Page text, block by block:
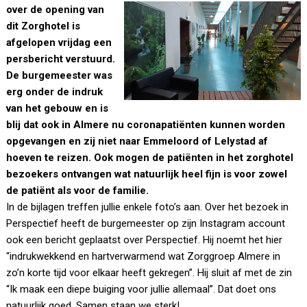
over de opening van
dit Zorghotel is
afgelopen vrijdag een
persbericht verstuurd.
De burgemeester was
erg onder de indruk
van het gebouw en is
blij dat ook in Almere nu coronapatiënten kunnen worden
opgevangen en zij niet naar Emmeloord of Lelystad af
hoeven te reizen. Ook mogen de patiënten in het zorghotel
bezoekers ontvangen wat natuurlijk heel fijn is voor zowel
de patiënt als voor de familie.
In de bijlagen treffen jullie enkele foto’s aan. Over het bezoek in
Perspectief heeft de burgemeester op zijn Instagram account
ook een bericht geplaatst over Perspectief. Hij noemt het hier
“indrukwekkend en hartverwarmend wat Zorggroep Almere in
zo’n korte tijd voor elkaar heeft gekregen”. Hij sluit af met de zin
“Ik maak een diepe buiging voor jullie allemaal”. Dat doet ons